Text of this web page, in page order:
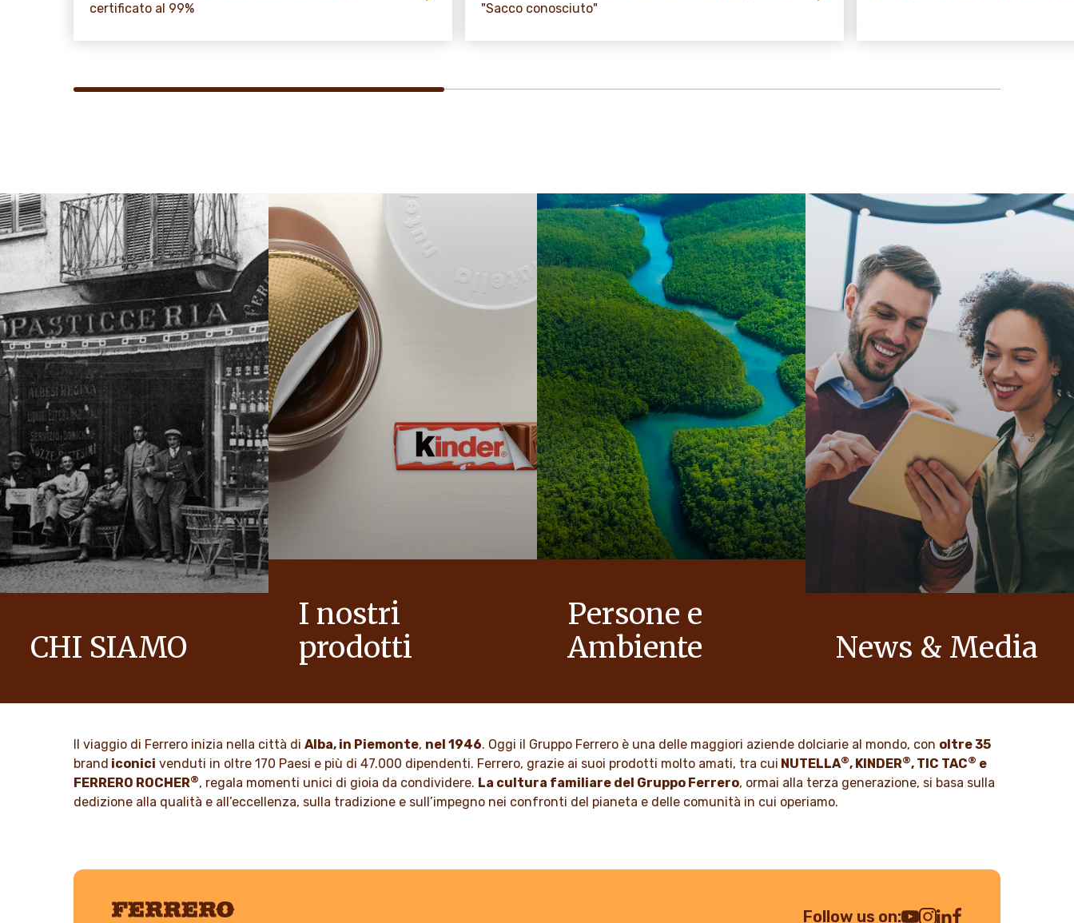
certificato al 99%
"Sacco conosciuto"
CHI SIAMO
SCOPRI DI PIÙ
I nostri
prodotti
SCOPRI DI PIÙ
Persone e
Ambiente
SCOPRI DI PIÙ
News & Media
SCOPRI DI PIÙ
Il viaggio di Ferrero inizia nella città diAlba, in Piemonte, nel 1946. Oggi il Gruppo Ferrero è una delle maggiori aziende dolciarie al mondo, con oltre 35
brand iconici venduti in oltre 170 Paesi e più di 47.000 dipendenti. Ferrero, grazie ai suoi prodotti molto amati, tra cui NUTELLA®, KINDER®, TIC TAC® e
FERRERO ROCHER®, regala momenti unici di gioia da condividere. La cultura familiare del Gruppo Ferrero, ormai alla terza generazione, si basa sulla
dedizione alla qualità e all’eccellenza, sulla tradizione e sull’impegno nei confronti del pianeta e delle comunità in cui operiamo.
Follow us on: